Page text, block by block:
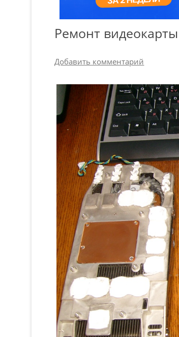
Ремонт
Добавить комментарий